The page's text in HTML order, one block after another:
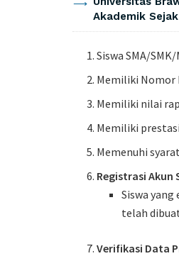
Akademik
Siswa SMA/
Memiliki Nomor
Memiliki nilai
Memiliki
Memenuhi
Registrasi Akun
Siswa
telah
Verifikasi Data